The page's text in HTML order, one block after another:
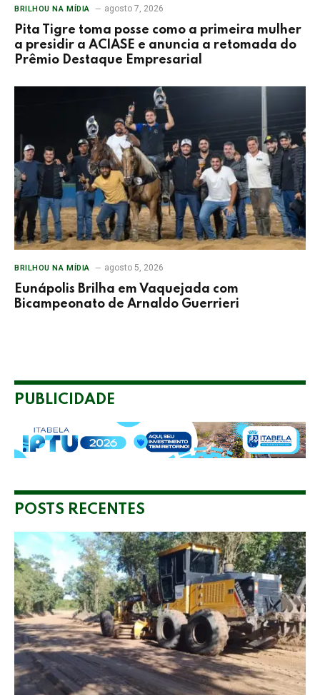
BRILHOU NA MÍDIA agosto 7, 2026
Pita Tigre toma posse como a primeira mulher
a presidir a ACIASE e anuncia a retomada do
Prêmio Destaque Empresarial
BRILHOU NA MÍDIA agosto 5, 2026
Eunápolis Brilha em Vaquejada com
Bicampeonato de Arnaldo Guerrieri
PUBLICIDADE
POSTS RECENTES